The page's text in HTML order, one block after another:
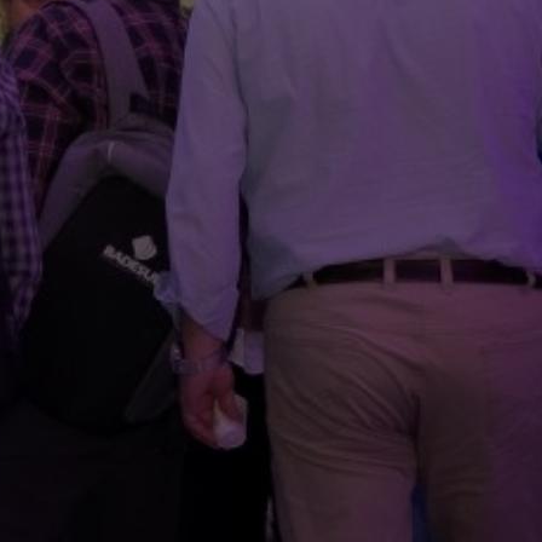
SOBRE A SAÚDE
Saúde
EJA E ENSINO MÉDIO
DAS ENCHENTES DE 2024